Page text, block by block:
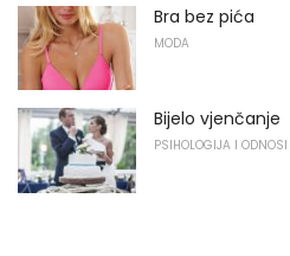
Bra bez pića
MODA
Bijelo vjenčanje
PSIHOLOGIJA I ODNOSI